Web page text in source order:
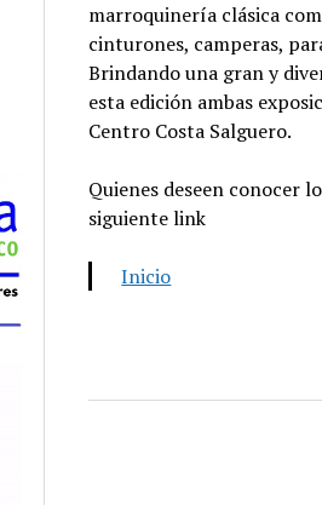
marroquinería clásica
cinturones, camperas,
Brindando una gran y
esta edición ambas
Centro Costa Salguero.
Quienes deseen conocer
siguiente link
Inicio